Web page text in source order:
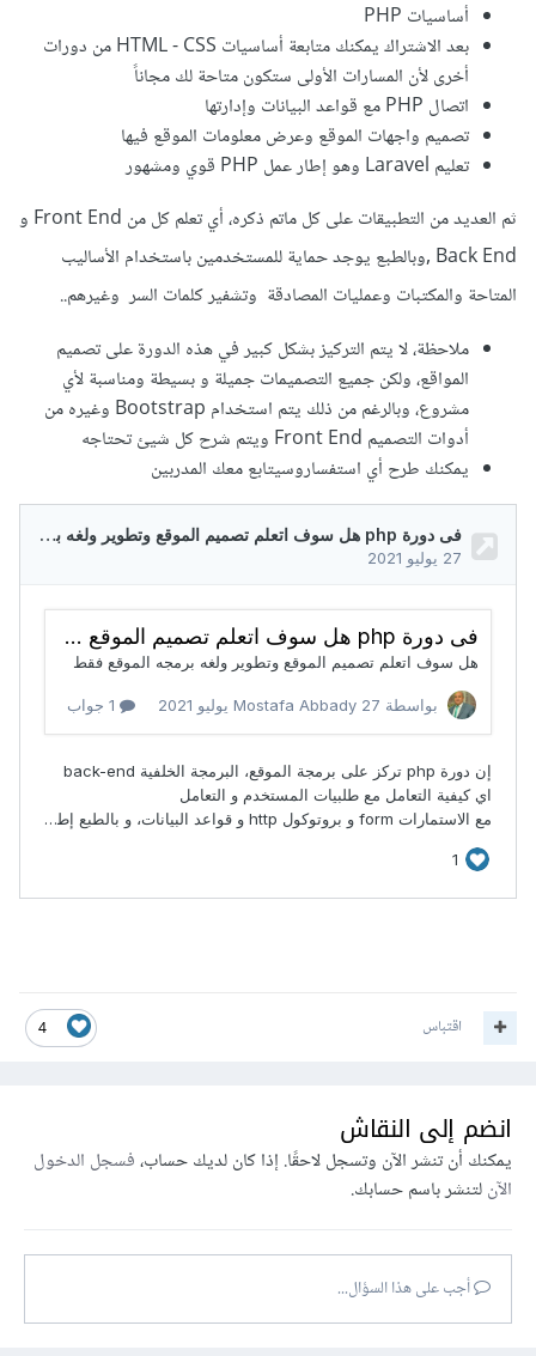
أساسيات PHP
بعد الاشتراك يمكنك متابعة أساسيات HTML - CSS من دورات
أخرى لأن المسارات الأولى ستكون متاحة لك مجاناً
اتصال PHP مع قواعد البيانات وإدارتها
تصميم واجهات الموقع وعرض معلومات الموقع فيها
تعليم Laravel وهو إطار عمل PHP قوي ومشهور
ثم العديد من التطبيقات على كل ماتم ذكره، أي تعلم كل من Front End و
Back End ,وبالطبع يوجد حماية للمستخدمين باستخدام الأساليب
المتاحة والمكتبات وعمليات المصادقة وتشفير كلمات السر وغيرهم..
ملاحظة، لا يتم التركيز بشكل كبير في هذه الدورة على تصميم
المواقع، ولكن جميع التصميمات جميلة و بسيطة ومناسبة لأي
مشروع، وبالرغم من ذلك يتم استخدام Bootstrap وغيره من
أدوات التصميم Front End ويتم شرح كل شيئ تحتاجه
يمكنك طرح أي استفساروسيتابع معك المدربين
4 اقتباس
انضم إلى النقاش
يمكنك أن تنشر الآن وتسجل لاحقًا. إذا كان لديك حساب،فسجل الدخول
الآنلتنشر باسم حسابك.
أجب على هذا السؤال...